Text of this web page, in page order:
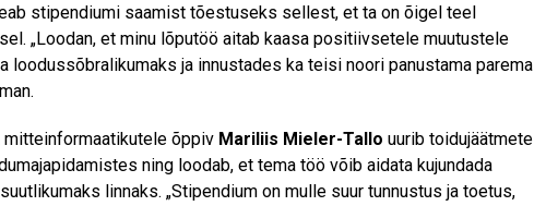
stipendiumi saamist tõestuseks sellest, et ta on õigel teel
„Loodan, et minu lõputöö aitab kaasa positiivsetele muutustele
loodussõbralikumaks ja innustades ka teisi noori panustama parema
õppiv Mariliis Mieler-Tallo uurib toidujäätmete
ning loodab, et tema töö võib aidata kujundada
linnaks. „Stipendium on mulle suur tunnustus ja toetus,